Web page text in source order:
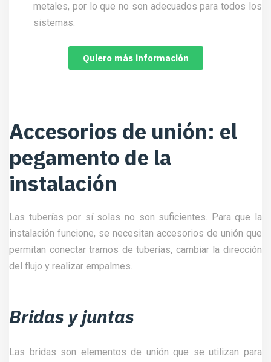
metales, por lo que no son adecuados para todos los
sistemas.
Quiero más información
Accesorios de unión: el
pegamento de la
instalación
Las tuberías por sí solas no son suficientes. Para que la
instalación funcione, se necesitan accesorios de unión que
permitan conectar tramos de tuberías, cambiar la dirección
del flujo y realizar empalmes.
Bridas y juntas
Las bridas son elementos de unión que se utilizan para